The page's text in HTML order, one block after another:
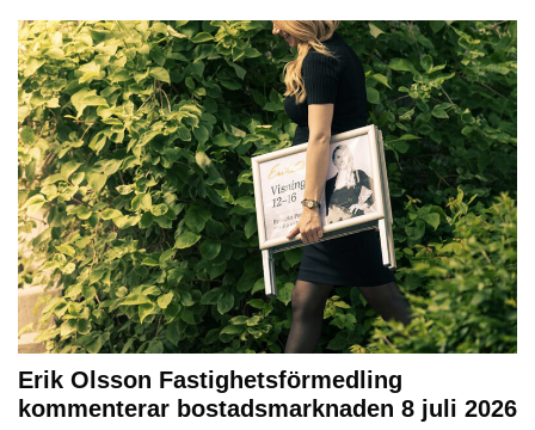
Erik Olsson Fastighetsförmedling
kommenterar bostadsmarknaden 8 juli 2026